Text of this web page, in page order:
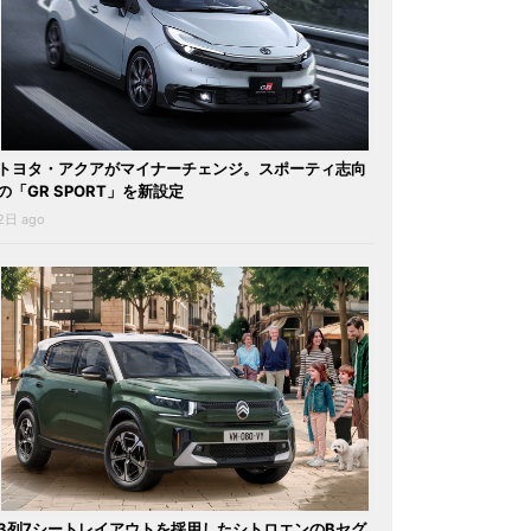
ヨタ・アクアがマイナーチェンジ。スポーティ志向
「GR SPORT」を新設定
日 ago